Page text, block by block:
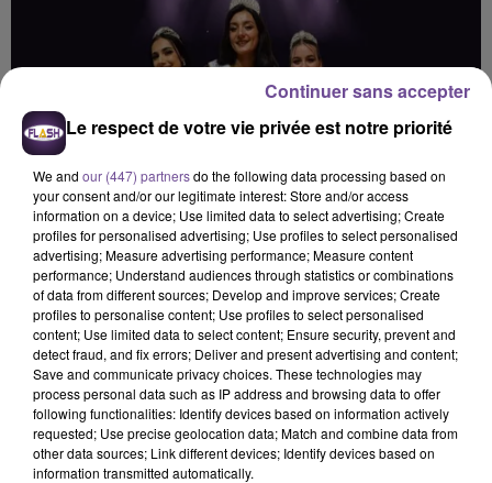
26 janvier 2025
L'ÉLECTION DE MISS LIMOGES 2025 AURA LIEU CE 1ER FÉVRIER À
BOISSEUIL
Le respect de votre vie privée est notre priorité
We and our (447) partnersdo the following data processing based on
your consent and/or our legitimate interest: Store and/or access
information on a device; Use limited data to select advertising; Create
profiles for personalised advertising; Use profiles to select personalised
advertising; Measure advertising performance; Measure content
performance; Understand audiences through statistics or combinations
of data from different sources; Develop and improve services; Create
profiles to personalise content; Use profiles to select personalised
content; Use limited data to select content; Ensure security, prevent and
detect fraud, and fix errors; Deliver and present advertising and content;
Save and communicate privacy choices. These technologies may
process personal data such as IP address and browsing data to offer
following functionalities: Identify devices based on information actively
requested; Use precise geolocation data; Match and combine data from
other data sources; Link different devices; Identify devices based on
information transmitted automatically.
Continuer sans accepter